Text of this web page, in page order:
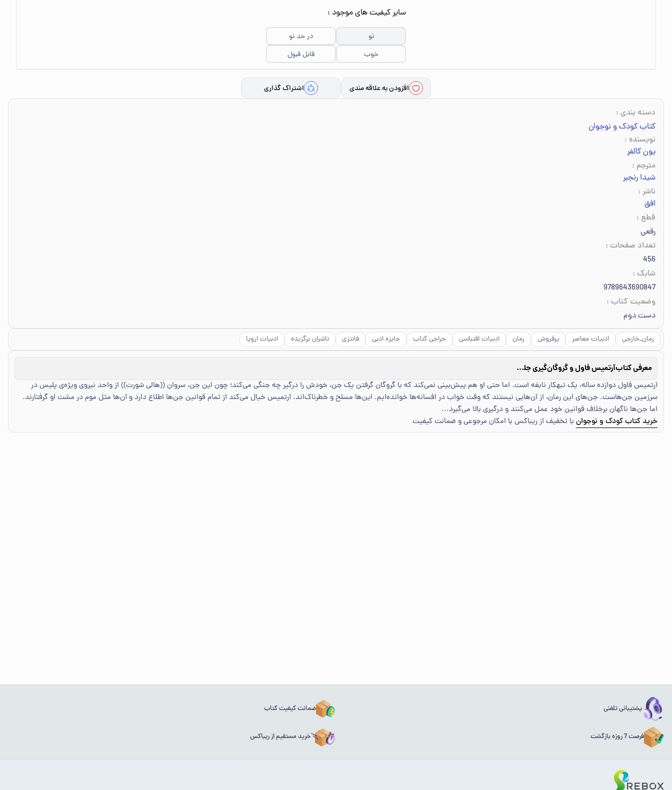
سایر کیفیت های موجود :
نو
در حد نو
خوب
قابل قبول
افزودن به علاقه مندی اشتراک گذاری
دسته بندی :
کتاب کودک و نوجوان
نویسنده :
یون کالفر
مترجم :
شیدا رنجبر
ناشر :
افق
قطع :
رقعی
تعداد صفحات :
456
شابک :
9789643690847
وضعیت کتاب :
دست دوم
رمان_خارجی ادبیات معاصر پرفروش رمان ادبیات اقتباسی حراجی کتاب جایزه ادبی فانتزی ناشران برگزیده ادبیات اروپا
معرفی کتاب آرتمیس فاول و گروگان‌گیری جلد اول
آرتمیس فاول دوازده ساله، یک تبهکار نابغه است. اما حتی او هم پیش‌بینی نمی‌کند که با گروگان‌ گرفتن یک جن، خودش را درگیر چه جنگی می‌کند؛ چون این جن، سروان ((هالی شورت)) از واحد نیروی ویژه‌ی پلیس در
سرزمین جن‌هاست. جن‌های این رمان، از آن‌هایی نیستند که وقت خواب در افسانه‌ها خوانده‌ایم. این‌ها مسلح و خطرناک‌اند. آرتمیس خیال می‌کند از تمام قوانین جن‌ها اطلاع دارد و آن‌ها مثل موم در مشت او گرفتارند.
اما جن‌ها ناگهان برخلاف قوانین خود عمل می‌کنند و درگیری بالا می‌گیرد...
خرید کتاب کودک و نوجوان با تخفیف از ریباکس با امکان مرجوعی و ضمانت کیفیت
پشتیبانی تلفنی ضمانت کیفیت کتاب
فرصت 7 روزه بازگشت خرید مستقیم از ریباکس